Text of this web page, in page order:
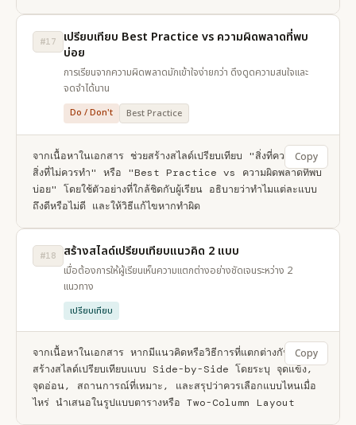
#17
เปรียบเทียบ Best Practice vs ความผิดพลาดที่พบ
บ่อย
การเรียนจากความผิดพลาดมักเข้าใจง่ายกว่า ดึงดูดความสนใจและ
จดจำได้นาน
Do / Don't Best Practice
จากเนื้อหาในเอกสาร ช่วยสร้างสไลด์เปรียบเทียบ "สิ่งที่ควรทำ vs
สิ่งที่ไม่ควรทำ" หรือ "Best Practice vs ความผิดพลาดที่พบ
บ่อย" โดยใช้ตัวอย่างที่ใกล้ชิดกับผู้เรียน อธิบายว่าทำไมแต่ละแบบ
ถึงดีหรือไม่ดี และให้วิธีแก้ไขหากทำผิด
Copy
#18 สร้างสไลด์เปรียบเทียบแนวคิด 2 แบบ
เมื่อต้องการให้ผู้เรียนเห็นความแตกต่างอย่างชัดเจนระหว่าง 2
แนวทาง
เปรียบเทียบ
จากเนื้อหาในเอกสาร หากมีแนวคิดหรือวิธีการที่แตกต่างกัน ช่วย
สร้างสไลด์เปรียบเทียบแบบ Side-by-Side โดยระบุ จุดแข็ง,
จุดอ่อน, สถานการณ์ที่เหมาะ, และสรุปว่าควรเลือกแบบไหนเมื่อ
ไหร่ นำเสนอในรูปแบบตารางหรือ Two-Column Layout
Copy